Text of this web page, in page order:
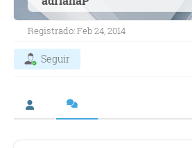
Registrado: Feb 24, 2014
Seguir